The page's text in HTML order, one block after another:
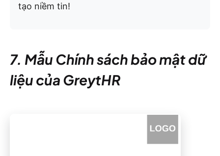
tạo niềm tin!
7. Mẫu Chính sách bảo mật dữ
liệu của GreytHR